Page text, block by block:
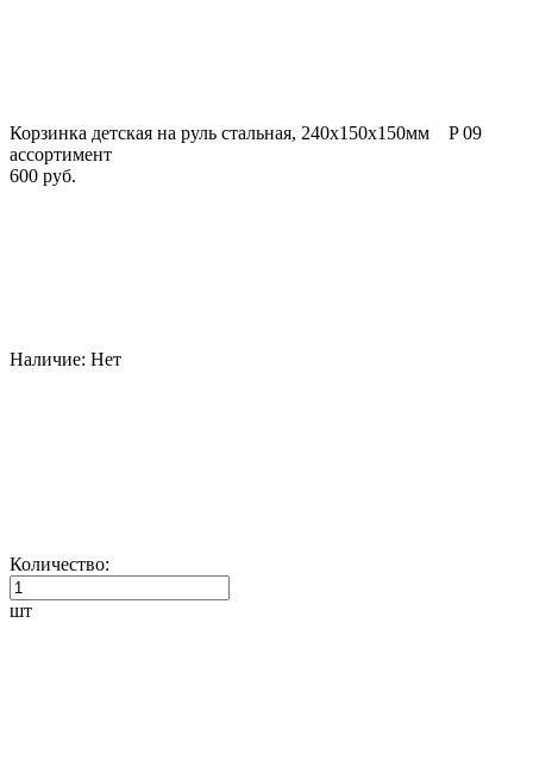
Корзинка детская на руль стальная, 240x150x150мм P 09
ассортимент
600 руб.
Наличие: Нет
Количество:
шт